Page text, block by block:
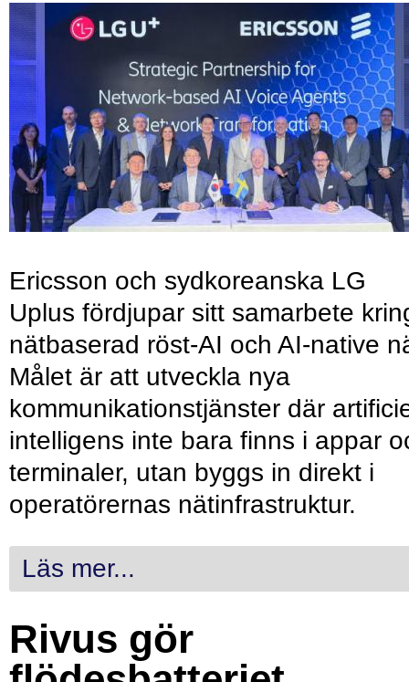
Ericsson och sydkoreanska LG
Uplus fördjupar sitt samarbete
nätbaserad röst-AI och AI-native
Målet är att utveckla nya
kommunikationstjänster där
intelligens inte bara finns i appar
terminaler, utan byggs in direkt i
operatörernas nätinfrastruktur.
Läs mer...
Rivus gör